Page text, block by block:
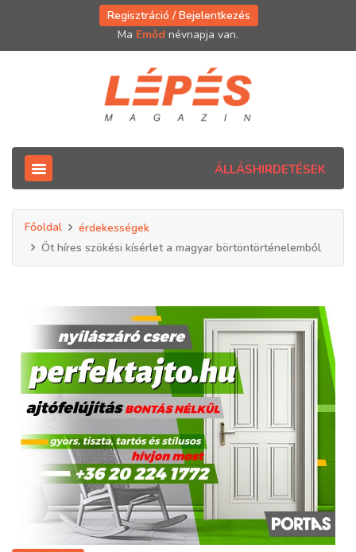
Regisztráció / Bejelentkezés
Ma Emőd névnapja van.
ÁLLÁSHIRDETÉSEK
Főoldal
érdekességek
Öt híres szökési kísérlet a magyar börtöntörténelemből